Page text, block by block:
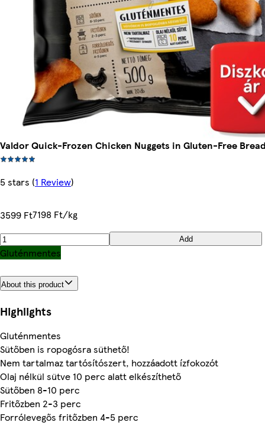
Valdor Quick-Frozen Chicken Nuggets in Gluten-Free
5 stars (1 Review)
3599 Ft7198 Ft/kg
Add
Gluténmentes
About this product
Highlights
Gluténmentes
Sütőben is ropogósra süthető!
Nem tartalmaz tartósítószert, hozzáadott ízfokozót
Olaj nélkül sütve 10 perc alatt elkészíthető
Sütőben 8-10 perc
Fritőzben 2-3 perc
Forrólevegős fritőzben 4-5 perc